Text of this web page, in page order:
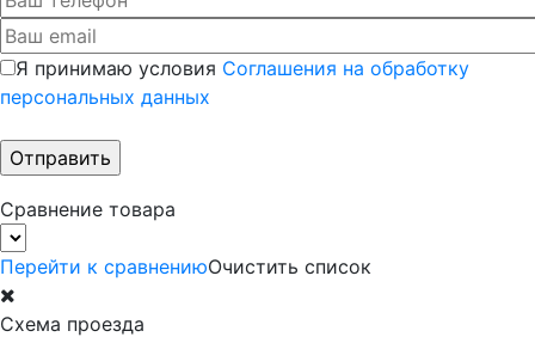
Я принимаю условия Соглашения на обработку
персональных данных
Сравнение товара
Перейти к сравнениюОчистить список
Схема проезда